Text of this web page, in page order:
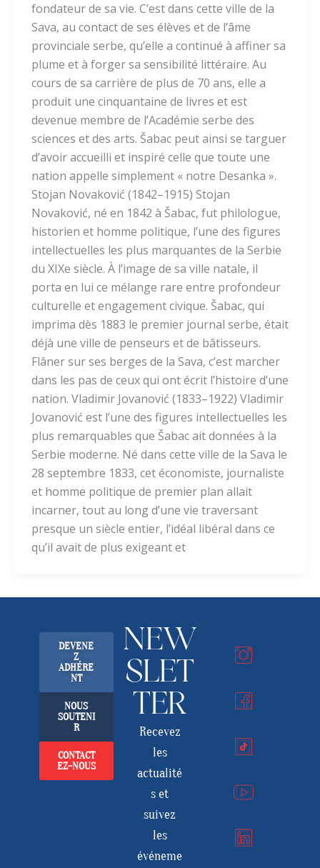
fondateur de sa vie. C’est dans cette ville de la
Sava, au contact de ses élèves et de l’âme
provinciale serbe, qu’elle a continué à affiner sa
plume et à forger sa sensibilité littéraire. Au
cours de sa carrière de plus de 70 ans, elle a
produit une cinquantaine de livres et est
devenue membre de l’Académie serbe des
sciences et des arts. Šabac peut ainsi se targuer
d’avoir accueilli et inspiré celle que toute une
nation appelle simplement « notre Desanka ».
Stojan Novaković (1842–1915) Stojan
Novaković, né en 1842 à Šabac, fut philologue,
historien et homme politique, l’une des figures
intellectuelles les plus marquantes de la Serbie
du XIXe siècle. À l’image de sa ville natale, il
porta en lui ce mélange rare entre profondeur
culturelle et engagement civique. Šabac, qui
imprima dès 1883 le premier journal serbe, était
déjà une ville de penseurs et de bâtisseurs.
Flâner sur ses berges de la Sava, c’est marcher
dans les pas de ceux qui ont écrit l’histoire d’une
nation. Vladimir Jovanović (1833–1922) Vladimir
Jovanović est l’une des figures intellectuelles les
plus remarquables que Šabac ait données à la
Serbie moderne. Né dans cette ville de la Sava le
28 septembre 1833, cet économiste, journaliste
et homme politique de premier plan allait
incarner, tout au long d’une vie traversant
presque un siècle entier, l’idéal libéral dans ce
qu’il avait de plus exigeant et
DEVENE
Z
ADHÉRE
NT
NOUS
SOUTENI
R
CONTACT
EZ-NOUS
NEW
SLET
TER
Recevez
les
actualité
s et
suivez
les
événeme